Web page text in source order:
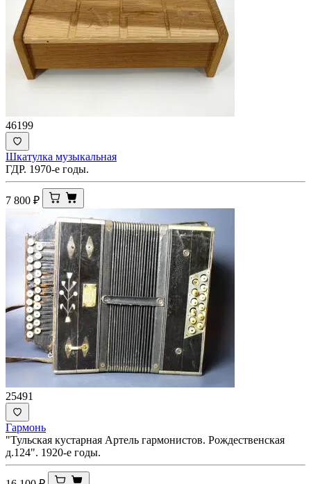
46199
Шкатулка музыкальная
ГДР. 1970-е годы.
7 800 ₽
25491
Гармонь
"Тульская кустарная Артель гармонистов. Рождественская
д.124". 1920-е годы.